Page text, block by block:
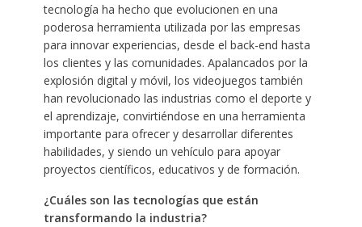
tecnología ha hecho que evolucionen en una
poderosa herramienta utilizada por las empresas
para innovar experiencias, desde el back-end hasta
los clientes y las comunidades. Apalancados por la
explosión digital y móvil, los videojuegos también
han revolucionado las industrias como el deporte y
el aprendizaje, convirtiéndose en una herramienta
importante para ofrecer y desarrollar diferentes
habilidades, y siendo un vehículo para apoyar
proyectos científicos, educativos y de formación.
¿Cuáles son las tecnologías que están
transformando la industria?